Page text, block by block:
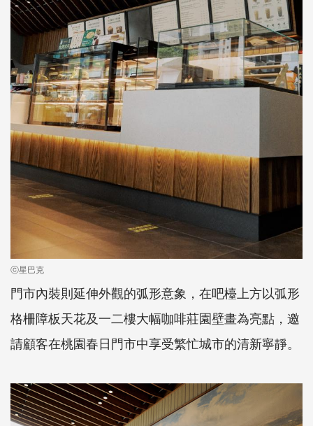
ⓒ星巴克
門市內裝則延伸外觀的弧形意象，在吧檯上方以弧形
格柵障板天花及一二樓大幅咖啡莊園壁畫為亮點，邀
請顧客在桃園春日門市中享受繁忙城市的清新寧靜。